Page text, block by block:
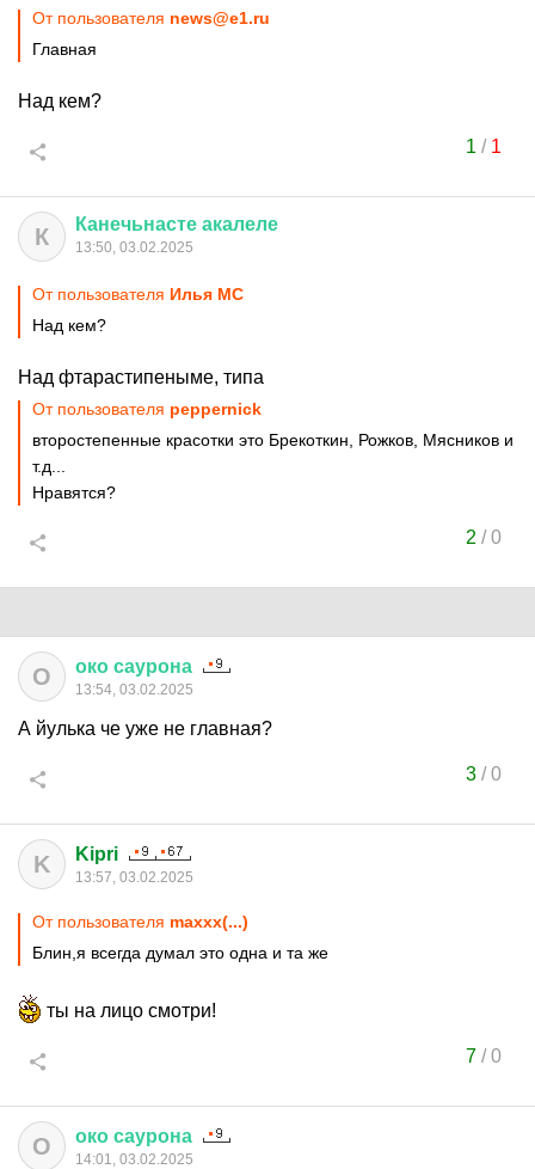
От пользователя news@e1.ru
Главная
Над кем?
1 / 1
К Канечьнасте акалеле
13:50, 03.02.2025
От пользователя Илья MC
Над кем?
Над фтарастипеныме, типа
От пользователя peppernick
второстепенные красотки это Брекоткин, Рожков, Мясников и
т.д...
Нравятся?
2 /0
О око саурона
13:54, 03.02.2025
А йулька че уже не главная?
3/0
K Kipri
13:57, 03.02.2025
От пользователя maxxx(...)
Блин,я всегда думал это одна и та же
ты на лицо смотри!
7/0
О око саурона
14:01, 03.02.2025